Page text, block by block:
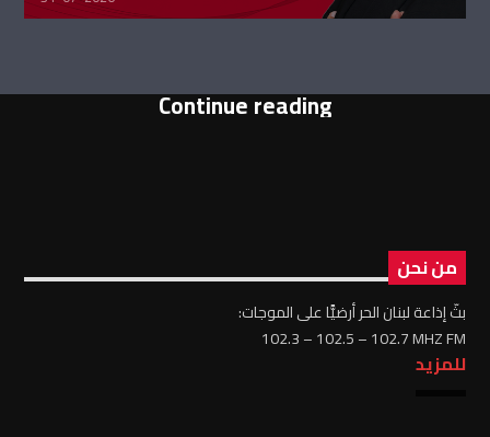
Continue reading
من نحن
بثّ إذاعة لبنان الحر أرضيًّا على الموجات:
102.3 – 102.5 – 102.7 MHZ FM
للمزيد